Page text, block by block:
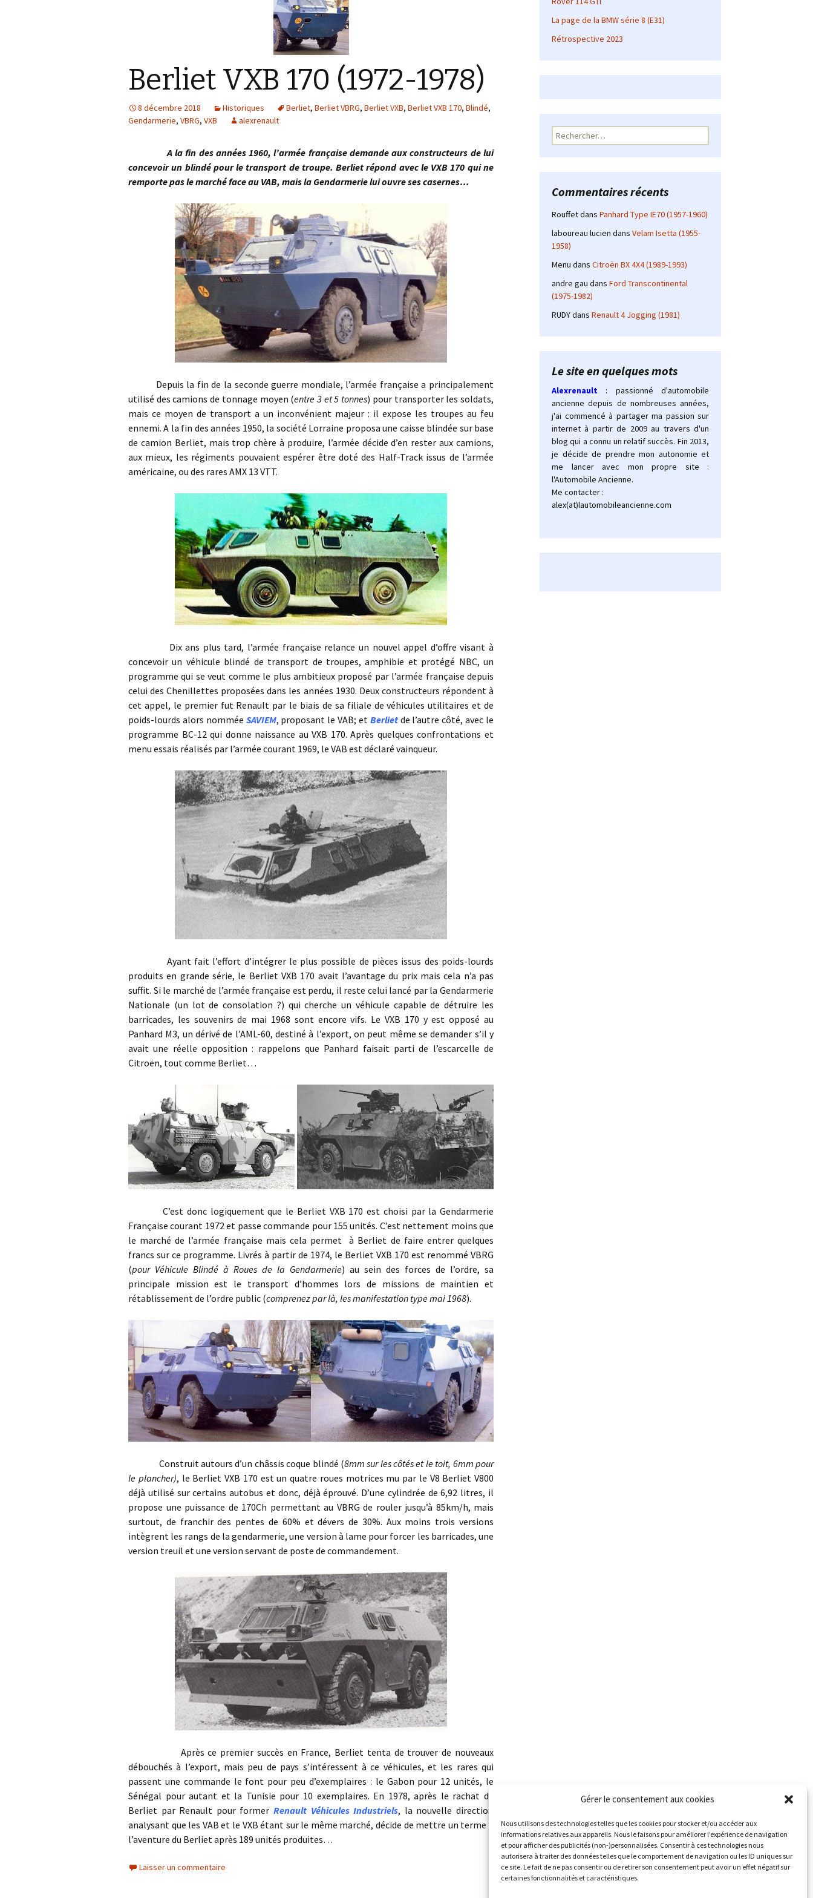
Gérer le consentement aux cookies
Nous utilisons des technologies telles que les cookies pour stocker et/ou accéder aux
informations relatives aux appareils. Nous le faisons pour améliorer l’expérience de navigation
et pour afficher des publicités (non-)personnalisées. Consentir à ces technologies nous
autorisera à traiter des données telles que le comportement de navigation ou les ID uniques sur
ce site. Le fait de ne pas consentir ou de retirer son consentement peut avoir un effet négatif sur
certaines fonctionnalités et caractéristiques.
Berliet VXB 170 (1972-1978)
8 décembre 2018 Historiques Berliet, Berliet VBRG, Berliet VXB, Berliet VXB 170, Blindé,
Gendarmerie, VBRG, VXB alexrenault
A la fin des années 1960, l’armée française demande aux constructeurs de lui
concevoir un blindé pour le transport de troupe. Berliet répond avec le VXB 170 qui ne
remporte pas le marché face au VAB, mais la Gendarmerie lui ouvre ses casernes…
Depuis la fin de la seconde guerre mondiale, l’armée française a principalement
utilisé des camions de tonnage moyen (entre 3 et 5 tonnes) pour transporter les soldats,
mais ce moyen de transport a un inconvénient majeur : il expose les troupes au feu
ennemi. A la fin des années 1950, la société Lorraine proposa une caisse blindée sur base
de camion Berliet, mais trop chère à produire, l’armée décide d’en rester aux camions,
aux mieux, les régiments pouvaient espérer être doté des Half-Track issus de l’armée
américaine, ou des rares AMX 13 VTT.
Dix ans plus tard, l’armée française relance un nouvel appel d’offre visant à
concevoir un véhicule blindé de transport de troupes, amphibie et protégé NBC, un
programme qui se veut comme le plus ambitieux proposé par l’armée française depuis
celui des Chenillettes proposées dans les années 1930. Deux constructeurs répondent à
cet appel, le premier fut Renault par le biais de sa filiale de véhicules utilitaires et de
poids-lourds alors nommée SAVIEM, proposant le VAB; et Berlietde l’autre côté, avec le
programme BC-12 qui donne naissance au VXB 170. Après quelques confrontations et
menu essais réalisés par l’armée courant 1969, le VAB est déclaré vainqueur.
Ayant fait l’effort d’intégrer le plus possible de pièces issus des poids-lourds
produits en grande série, le Berliet VXB 170 avait l’avantage du prix mais cela n’a pas
suffit. Si le marché de l’armée française est perdu, il reste celui lancé par la Gendarmerie
Nationale (un lot de consolation ?) qui cherche un véhicule capable de détruire les
barricades, les souvenirs de mai 1968 sont encore vifs. Le VXB 170 y est opposé au
Panhard M3, un dérivé de l’AML-60, destiné à l’export, on peut même se demander s’il y
avait une réelle opposition : rappelons que Panhard faisait parti de l’escarcelle de
Citroën, tout comme Berliet…
C’est donc logiquement que le Berliet VXB 170 est choisi par la Gendarmerie
Française courant 1972 et passe commande pour 155 unités. C’est nettement moins que
le marché de l’armée française mais cela permet à Berliet de faire entrer quelques
francs sur ce programme. Livrés à partir de 1974, le Berliet VXB 170 est renommé VBRG
(pour Véhicule Blindé à Roues de la Gendarmerie) au sein des forces de l’ordre, sa
principale mission est le transport d’hommes lors de missions de maintien et
rétablissement de l’ordre public (comprenez par là, les manifestation type mai 1968).
Construit autours d’un châssis coque blindé (8mm sur les côtés et le toit, 6mm pour
le plancher), le Berliet VXB 170 est un quatre roues motrices mu par le V8 Berliet V800
déjà utilisé sur certains autobus et donc, déjà éprouvé. D’une cylindrée de 6,92 litres, il
propose une puissance de 170Ch permettant au VBRG de rouler jusqu’à 85km/h, mais
surtout, de franchir des pentes de 60% et dévers de 30%. Aux moins trois versions
intègrent les rangs de la gendarmerie, une version à lame pour forcer les barricades, une
version treuil et une version servant de poste de commandement.
Après ce premier succès en France, Berliet tenta de trouver de nouveaux
débouchés à l’export, mais peu de pays s’intéressent à ce véhicules, et les rares qui
passent une commande le font pour peu d’exemplaires : le Gabon pour 12 unités, le
Sénégal pour autant et la Tunisie pour 10 exemplaires. En 1978, après le rachat de
Berliet par Renault pour former Renault Véhicules Industriels, la nouvelle direction
analysant que les VAB et le VXB étant sur le même marché, décide de mettre un terme à
l’aventure du Berliet après 189 unités produites…
Laisser un commentaire
La page de la BMW série 8 (E31)
Rétrospective 2023
Rechercher :
Commentaires récents
Rouffetdans Panhard Type IE70 (1957-1960)
laboureau lucien dans Velam Isetta (1955-
1958)
Menu dans Citroën BX 4X4 (1989-1993)
andre gau dans Ford Transcontinental
(1975-1982)
RUDYdans Renault 4 Jogging (1981)
Le site en quelques mots
Alexrenault
: passionné d'automobile
ancienne depuis de nombreuses années,
j'ai commencé à partager ma passion sur
internet à partir de 2009 au travers d'un
blog qui a connu un relatif succès. Fin 2013,
je décide de prendre mon autonomie et
me lancer avec mon propre site :
l'Automobile Ancienne.
Me contacter :
alex(at)lautomobileancienne.com